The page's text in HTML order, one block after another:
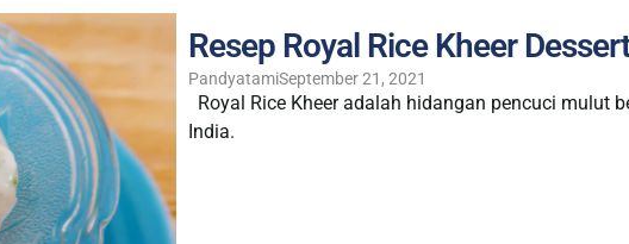
Resep Royal Rice Kheer
PandyatamiSeptember 21, 2021
Royal Rice Kheer adalah hidangan pencuci mulut
India.